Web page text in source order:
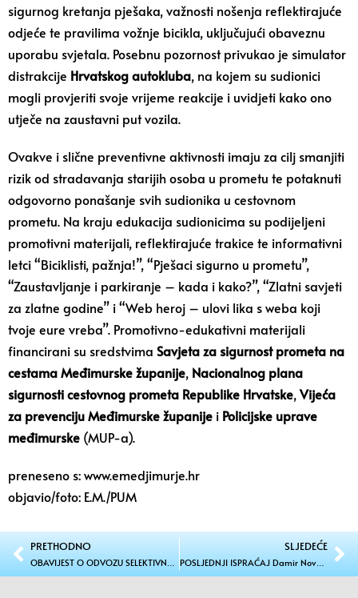
sigurnog kretanja pješaka, važnosti nošenja reflektirajuće
odjeće te pravilima vožnje bicikla, uključujući obaveznu
uporabu svjetala. Posebnu pozornost privukao je simulator
distrakcije Hrvatskog autokluba, na kojem su sudionici
mogli provjeriti svoje vrijeme reakcije i uvidjeti kako ono
utječe na zaustavni put vozila.
Ovakve i slične preventivne aktivnosti imaju za cilj smanjiti
rizik od stradavanja starijih osoba u prometu te potaknuti
odgovorno ponašanje svih sudionika u cestovnom
prometu. Na kraju edukacija sudionicima su podijeljeni
promotivni materijali, reflektirajuće trakice te informativni
letci “Biciklisti, pažnja!”, “Pješaci sigurno u prometu”,
“Zaustavljanje i parkiranje – kada i kako?”, “Zlatni savjeti
za zlatne godine” i “Web heroj – ulovi lika s weba koji
tvoje eure vreba”. Promotivno-edukativni materijali
financirani su sredstvima Savjeta za sigurnost prometa na
cestama Međimurske županije, Nacionalnog plana
sigurnosti cestovnog prometa Republike Hrvatske,Vijeća
za prevenciju Međimurske županije i Policijske uprave
međimurske (MUP-a).
preneseno s: www.emedjimurje.hr
objavio/foto: E.M./PUM
PRETHODNO SLJEDEĆE
POSLJEDNJI ISPRAĆAJ Damir Novak ispraćen uz vatrogasce i brojne Međimurce